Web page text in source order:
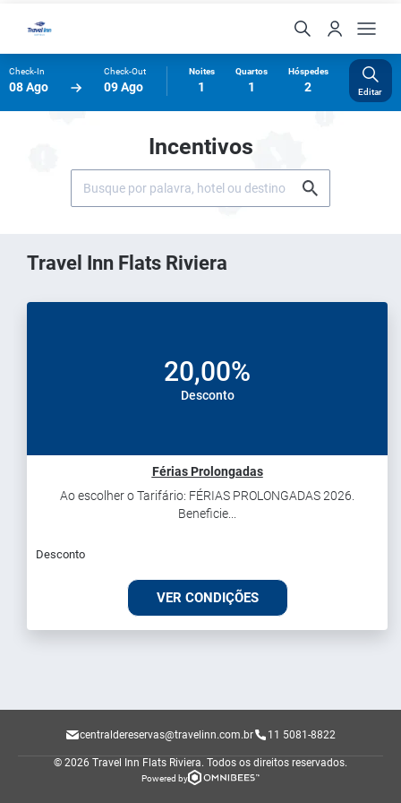
Check-In
08 Ago
Check-Out
09 Ago
Noites
1
Quartos
1
Hóspedes
2 Editar
Incentivos
Travel Inn Flats Riviera
20,00%
Desconto
Férias Prolongadas
Ao escolher o Tarifário: FÉRIAS PROLONGADAS 2026.
Beneficie...
Desconto
VER CONDIÇÕES
centraldereservas@travelinn.com.br 11 5081-8822
© 2026 Travel Inn Flats Riviera. Todos os direitos reservados.
Powered by